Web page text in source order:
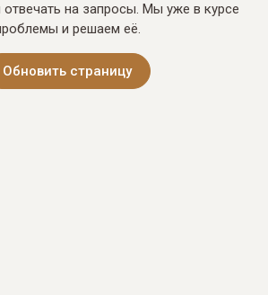
отвечать на запросы. Мы уже в курсе
и решаем её.
Обновить страницу